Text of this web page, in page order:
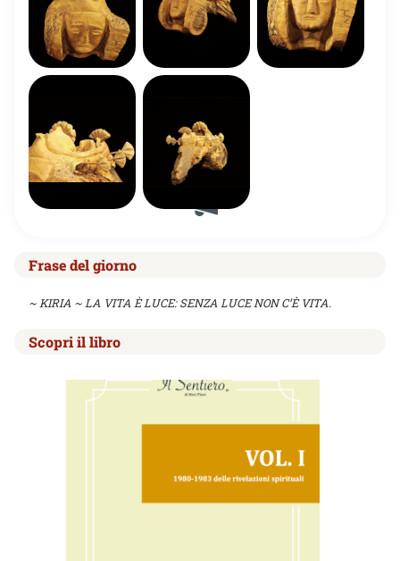
Frase del giorno
~ KIRIA ~ LA VITA È LUCE: SENZA LUCE NON C’È VITA.
Scopri il libro